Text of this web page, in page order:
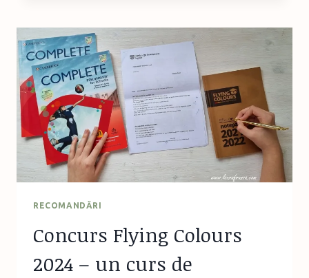
PREFERATĂ
DE
SPORT
PASIV!
RECOMANDĂRI
Concurs Flying Colours
2024 – un curs de